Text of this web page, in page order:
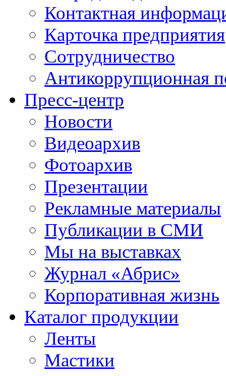
Контактная
Карточка предприятия
Сотрудничество
Антикоррупционная
Пресс-центр
Новости
Видеоархив
Фотоархив
Презентации
Рекламные материалы
Публикации в СМИ
Мы на выставках
Журнал «Абрис»
Корпоративная жизнь
Каталог продукции
Ленты
Мастики